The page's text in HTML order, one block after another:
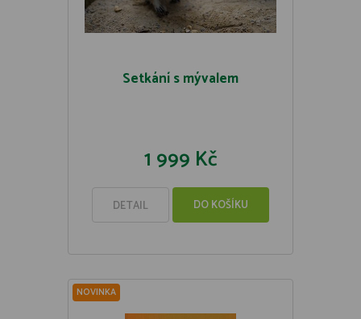
Setkání s mývalem
1 999 Kč
DETAIL DO KOŠÍKU
NOVINKA